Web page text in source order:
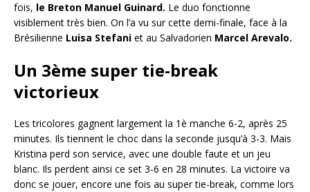
fois, le Breton Manuel Guinard. Le duo fonctionne
visiblement très bien. On l’a vu sur cette demi-finale, face à la
Brésilienne Luisa Stefani et au Salvadorien Marcel Arevalo.
Un 3ème super tie-break
victorieux
Les tricolores gagnent largement la 1è manche 6-2, après 25
minutes. Ils tiennent le choc dans la seconde jusqu’à 3-3. Mais
Kristina perd son service, avec une double faute et un jeu
blanc. Ils perdent ainsi ce set 3-6 en 28 minutes. La victoire va
donc se jouer, encore une fois au super tie-break, comme lors